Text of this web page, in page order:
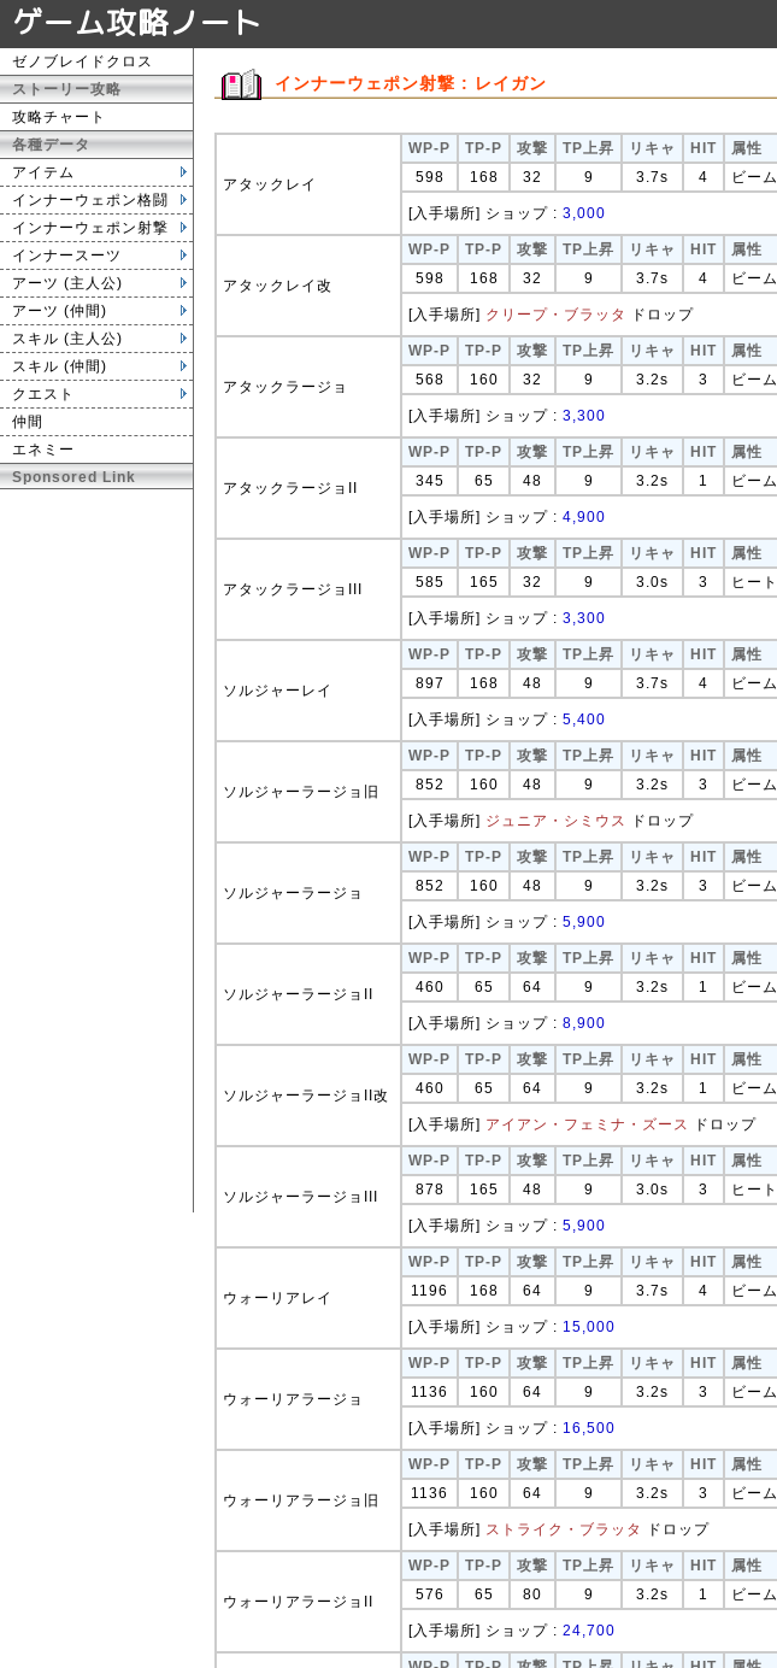
ゲーム攻略ノート
ゼノブレイドクロス
ストーリー攻略
攻略チャート
各種データ
アイテム
インナーウェポン格闘
インナーウェポン射撃
インナースーツ
アーツ (主人公)
アーツ (仲間)
スキル (主人公)
スキル (仲間)
クエスト
仲間
エネミー
Sponsored Link
インナーウェポン射撃 : レイガン
アタックレイ
WP-P TP-P 攻撃 TP上昇 リキャ HIT 属性
598
168 32 9 3.7s 4 ビーム
[入手場所] ショップ : 3,000
アタックレイ改
WP-P TP-P 攻撃 TP上昇 リキャ HIT 属性
598
168 32 9 3.7s 4 ビーム
[入手場所] クリープ・ブラッタ ドロップ
アタックラージョ
WP-P TP-P 攻撃 TP上昇 リキャ HIT 属性
568
160 32 9 3.2s 3 ビーム
[入手場所] ショップ : 3,300
アタックラージョII
WP-P TP-P 攻撃 TP上昇 リキャ HIT 属性
345
65 48 9 3.2s 1 ビーム
[入手場所] ショップ : 4,900
アタックラージョIII
WP-P TP-P 攻撃 TP上昇 リキャ HIT 属性
585
165 32 9 3.0s 3 ヒート
[入手場所] ショップ : 3,300
ソルジャーレイ
WP-P TP-P 攻撃 TP上昇 リキャ HIT 属性
897
168 48 9 3.7s 4 ビーム
[入手場所] ショップ : 5,400
ソルジャーラージョ旧
WP-P TP-P 攻撃 TP上昇 リキャ HIT 属性
852
160 48 9 3.2s 3 ビーム
[入手場所] ジュニア・シミウス ドロップ
ソルジャーラージョ
WP-P TP-P 攻撃 TP上昇 リキャ HIT 属性
852
160 48 9 3.2s 3 ビーム
[入手場所] ショップ : 5,900
ソルジャーラージョII
WP-P TP-P 攻撃 TP上昇 リキャ HIT 属性
460
65 64 9 3.2s 1 ビーム
[入手場所] ショップ : 8,900
ソルジャーラージョII改
WP-P TP-P 攻撃 TP上昇 リキャ HIT 属性
460
65 64 9 3.2s 1 ビーム
[入手場所] アイアン・フェミナ・ズース ドロップ
ソルジャーラージョIII
WP-P TP-P 攻撃 TP上昇 リキャ HIT 属性
878
165 48 9 3.0s 3 ヒート
[入手場所] ショップ : 5,900
ウォーリアレイ
WP-P TP-P 攻撃 TP上昇 リキャ HIT 属性
1196
168 64 9 3.7s 4 ビーム
[入手場所] ショップ : 15,000
ウォーリアラージョ
WP-P TP-P 攻撃 TP上昇 リキャ HIT 属性
1136
160 64 9 3.2s 3 ビーム
[入手場所] ショップ : 16,500
ウォーリアラージョ旧
WP-P TP-P 攻撃 TP上昇 リキャ HIT 属性
1136
160 64 9 3.2s 3 ビーム
[入手場所] ストライク・ブラッタ ドロップ
ウォーリアラージョII
WP-P TP-P 攻撃 TP上昇 リキャ HIT 属性
576
65 80 9 3.2s 1 ビーム
[入手場所] ショップ : 24,700